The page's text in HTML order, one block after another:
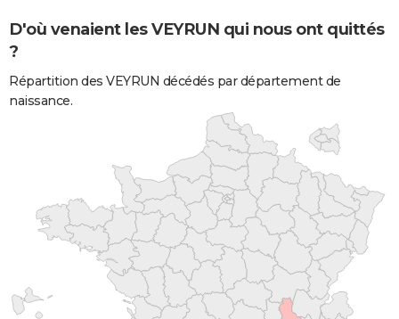
D'où venaient les VEYRUN qui nous ont quittés
?
Répartition des VEYRUN décédés par département de
naissance.